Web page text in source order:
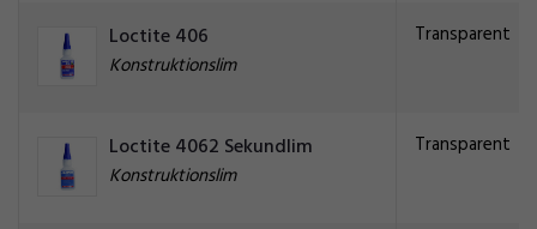
Loctite 406
Konstruktionslim
Transparent
Loctite 4062 Sekundlim
Konstruktionslim
Transparent